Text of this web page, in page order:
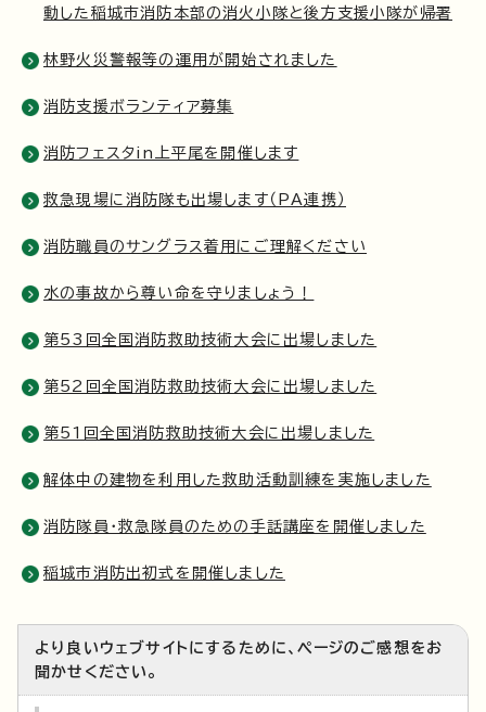
動した稲城市消防本部の消火小隊と後方支援小隊が帰署
林野火災警報等の運用が開始されました
消防支援ボランティア募集
消防フェスタin上平尾を開催します
救急現場に消防隊も出場します（PA連携）
消防職員のサングラス着用にご理解ください
水の事故から尊い命を守りましょう！
第53回全国消防救助技術大会に出場しました
第52回全国消防救助技術大会に出場しました
第51回全国消防救助技術大会に出場しました
解体中の建物を利用した救助活動訓練を実施しました
消防隊員・救急隊員のための手話講座を開催しました
稲城市消防出初式を開催しました
より良いウェブサイトにするために、ページのご感想をお
聞かせください。